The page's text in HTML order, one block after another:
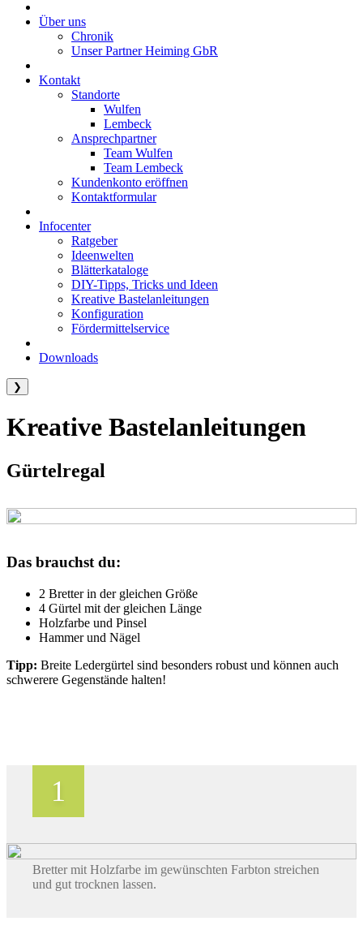
Über uns
Chronik
Unser Partner Heiming GbR
Kontakt
Standorte
Wulfen
Lembeck
Ansprechpartner
Team Wulfen
Team Lembeck
Kundenkonto eröffnen
Kontaktformular
Infocenter
Ratgeber
Ideenwelten
Blätterkataloge
DIY-Tipps, Tricks und Ideen
Kreative Bastelanleitungen
Konfiguration
Fördermittelservice
Downloads
❯
Kreative Bastelanleitungen
Gürtelregal
Das brauchst du:
2 Bretter in der gleichen Größe
4 Gürtel mit der gleichen Länge
Holzfarbe und Pinsel
Hammer und Nägel
Tipp: Breite Ledergürtel sind besonders robust und können auch
schwerere Gegenstände halten!
Bretter mit Holzfarbe im gewünschten Farbton streichen
und gut trocknen lassen.